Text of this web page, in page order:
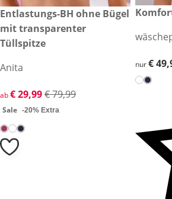
reduzierter Preis € 29,99, vorheriger
Sale
Entlastungs-BH ohne Bügel
mit transparenter
Tüllspitze
Anita
reduzierter Preis € 29,99, vorheriger
ab€ 29,99€ 79,99
Sale -20% Extra
€ 49,99
€ 49,99
nur€